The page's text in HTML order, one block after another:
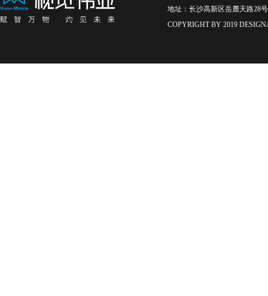
地址：长沙高新区岳麓天路28
COPYRIGHT BY 2019